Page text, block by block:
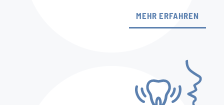
MEHR ERFAHREN